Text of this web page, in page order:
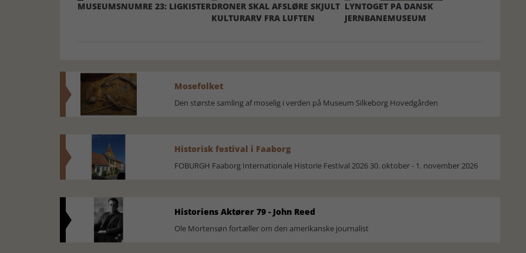
MUSEUMSNUMRE 23: LIGKISTERDRONER SKAL AFSLØRE SKJULT
KULTURARV FRA LUFTEN
LYNTOGET PÅ DANSK
JERNBANEMUSEUM
Mosefolket
Den største samling af moselig i verden på Museum Silkeborg Hovedgården
Historisk festival i Faaborg
FOBURGH Faaborg Internationale Historie Festival 2026 30. oktober - 1. november 2026
Historiens Aktører 79 - John Reed
Ole Mortensøn fortæller om den amerikanske journalist